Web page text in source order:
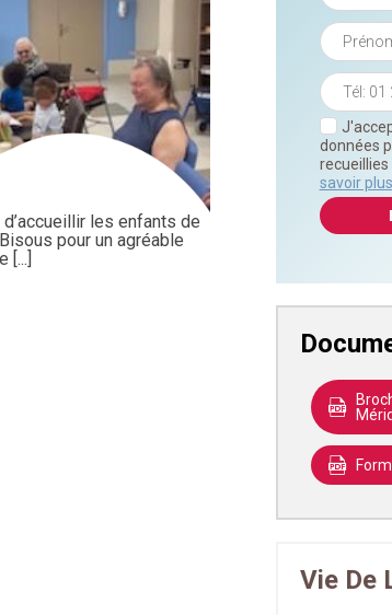
les enfants de
pour un agréable
données
recueillies
savoir plus
Vie De